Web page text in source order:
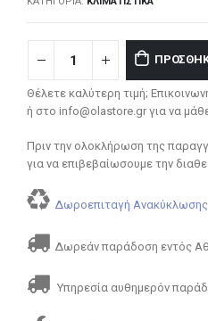
Θέλετε καλύτερη τιμή;
ή στο info@olastore.gr για να
Πριν την ολοκλήρωση της
για να επιβεβαίωσουμε την
Δωροεπιταγή Ανακύκλωσης
Δωρεάν παράδοση εντός
Υπηρεσία αυθημερόν